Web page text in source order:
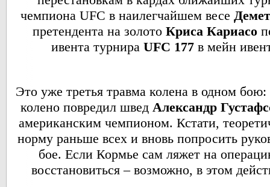
чемпиона UFC в наилегчайшем весе
претендента на золото Криса Кариасо
ивента турнира UFC 177 в мейн
Это уже третья травма колена в одном
колено повредил швед Александр
американским чемпионом. Кстати,
норму раньше всех и вновь попросить
бое. Если Кормье сам ляжет на
восстановиться – возможно, в этом